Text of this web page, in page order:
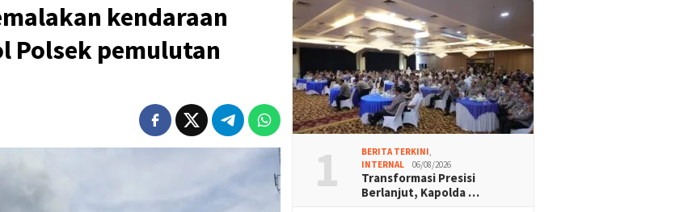
kendaraan
Polsek pemulutan
1 BERITA TERKINI
INTERNAL
06/08/2026
Transformasi Presisi
Berlanjut, Kapolda …